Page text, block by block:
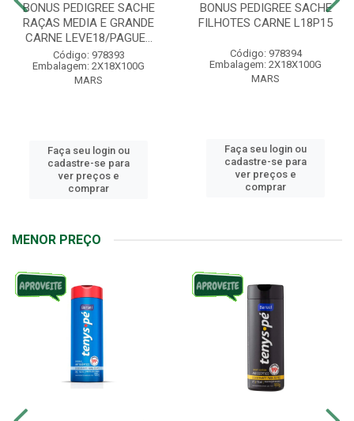
BONUS PEDIGREE SACHE
RAÇAS MEDIA E GRANDE
CARNE LEVE18/PAGUE...
Código: 978393
Embalagem: 2X18X100G
MARS
Faça seu login ou
cadastre-se para
ver preços e
comprar
BONUS PEDIGREE SACHE
FILHOTES CARNE L18P15
Código: 978394
Embalagem: 2X18X100G
MARS
Faça seu login ou
cadastre-se para
ver preços e
comprar
MENOR PREÇO